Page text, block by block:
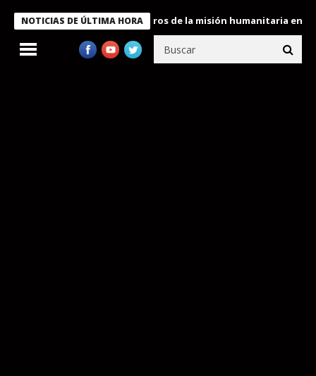
NOTICIAS DE ÚLTIMA HORA
condecora a miembros de la misión humanitaria enviada a